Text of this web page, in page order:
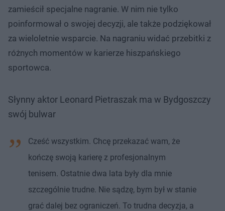
zamieścił specjalne nagranie. W nim nie tylko
poinformował o swojej decyzji, ale także podziękował
za wieloletnie wsparcie. Na nagraniu widać przebitki z
różnych momentów w karierze hiszpańskiego
sportowca.
Słynny aktor Leonard Pietraszak ma w Bydgoszczy
swój bulwar
Cześć wszystkim. Chcę przekazać wam, że
kończę swoją karierę z profesjonalnym
tenisem. Ostatnie dwa lata były dla mnie
szczególnie trudne. Nie sądzę, bym był w stanie
grać dalej bez ograniczeń. To trudna decyzja, a